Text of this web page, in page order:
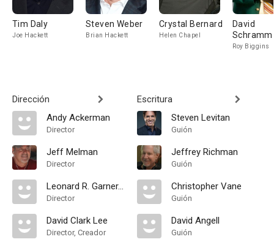
Tim Daly
Joe Hackett
Steven Weber
Brian Hackett
Crystal Bernard
Helen Chapel
David
Schramm
Roy Biggins
Dirección
Andy Ackerman
Director
Jeff Melman
Director
Leonard R. Garner, Jr.
Director
David Clark Lee
Director, Creador
Escritura
Steven Levitan
Guión
Jeffrey Richman
Guión
Christopher Vane
Guión
David Angell
Guión